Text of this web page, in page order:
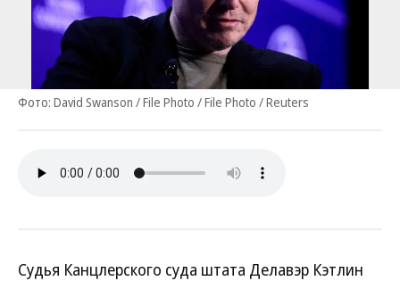
Фото: David Swanson / File Photo / File Photo / Reuters
Судья Канцлерского суда штата Делавэр Кэтлин